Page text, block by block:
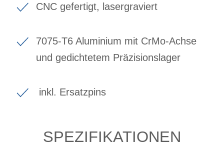
CNC gefertigt, lasergraviert
7075-T6 Aluminium mit CrMo-Achse
und gedichtetem Präzisionslager
inkl. Ersatzpins
SPEZIFIKATIONEN